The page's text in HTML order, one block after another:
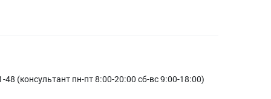
48 (консультант пн-пт 8:00-20:00 сб-вс 9:00-18:00)